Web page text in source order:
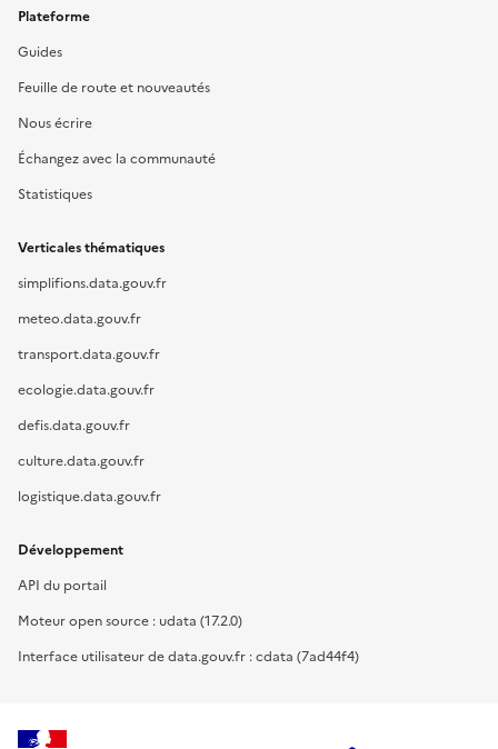
Plateforme
Guides
Feuille de route et nouveautés
Nous écrire
Échangez avec la communauté
Statistiques
Verticales thématiques
simplifions.data.gouv.fr
meteo.data.gouv.fr
transport.data.gouv.fr
ecologie.data.gouv.fr
defis.data.gouv.fr
culture.data.gouv.fr
logistique.data.gouv.fr
Développement
API du portail
Moteur open source : udata (17.2.0)
Interface utilisateur de data.gouv.fr : cdata (7ad44f4)